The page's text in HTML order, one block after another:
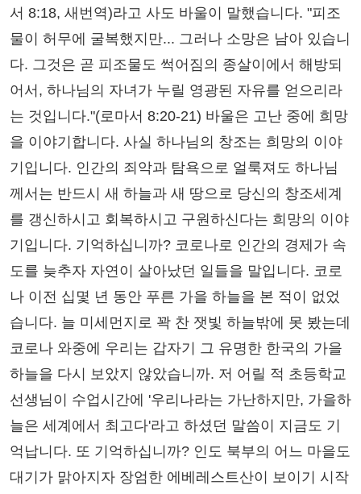
서 8:18, 새번역)라고 사도 바울이 말했습니다. "피조
물이 허무에 굴복했지만... 그러나 소망은 남아 있습니
다. 그것은 곧 피조물도 썩어짐의 종살이에서 해방되
어서, 하나님의 자녀가 누릴 영광된 자유를 얻으리라
는 것입니다."(로마서 8:20-21) 바울은 고난 중에 희망
을 이야기합니다. 사실 하나님의 창조는 희망의 이야
기입니다. 인간의 죄악과 탐욕으로 얼룩져도 하나님
께서는 반드시 새 하늘과 새 땅으로 당신의 창조세계
를 갱신하시고 회복하시고 구원하신다는 희망의 이야
기입니다. 기억하십니까? 코로나로 인간의 경제가 속
도를 늦추자 자연이 살아났던 일들을 말입니다. 코로
나 이전 십몇 년 동안 푸른 가을 하늘을 본 적이 없었
습니다. 늘 미세먼지로 꽉 찬 잿빛 하늘밖에 못 봤는데
코로나 와중에 우리는 갑자기 그 유명한 한국의 가을
하늘을 다시 보았지 않았습니까. 저 어릴 적 초등학교
선생님이 수업시간에 '우리나라는 가난하지만, 가을하
늘은 세계에서 최고다'라고 하셨던 말씀이 지금도 기
억납니다. 또 기억하십니까? 인도 북부의 어느 마을도
대기가 맑아지자 장엄한 에베레스트산이 보이기 시작